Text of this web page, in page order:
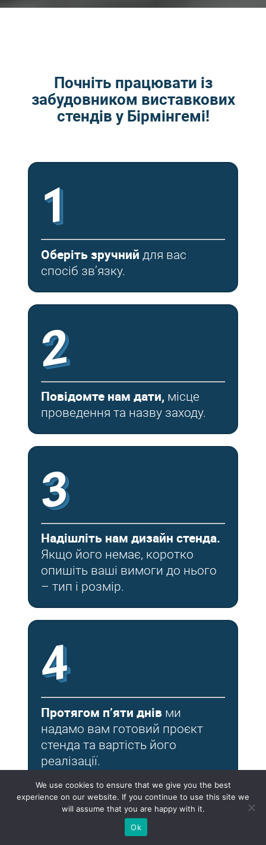
Почніть працювати із
забудовником виставкових
стендів у Бірмінгемі!
1
Оберіть зручний для вас
спосіб зв’язку.
2
Повідомте нам дати, місце
проведення та назву заходу.
3
Надішліть нам дизайн стенда.
Якщо його немає, коротко
опишіть ваші вимоги до нього
– тип і розмір.
4
Протягом п’яти днів ми
надамо вам готовий проєкт
стенда та вартість його
реалізації.
We use cookies to ensure that we give you the best
experience on our website. If you continue to use this site we
will assume that you are happy with it.
Ok